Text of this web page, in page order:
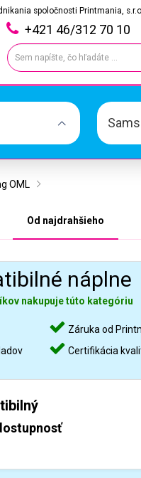
spoločnosti Printmania,
+421 46/312 70 10
OML
Od najdrahšieho
náplne
nakupuje túto kategóriu
Záruka od
Certifikácia